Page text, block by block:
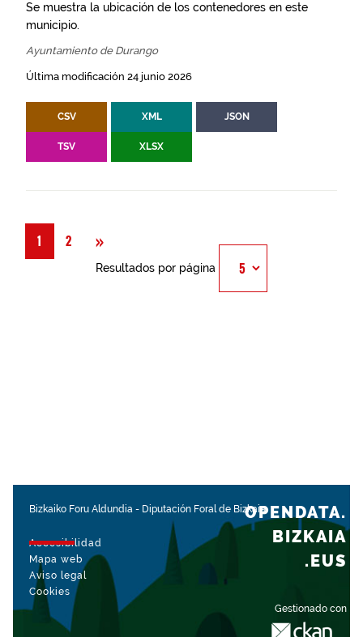
Se muestra la ubicación de los contenedores en este
municipio.
Ayuntamiento de Durango
Última modificación 24 junio 2026
CSV XML JSON
TSV XLSX
1 2 »
Resultados por página
Bizkaiko Foru Aldundia - Diputación Foral de Bizkaia
Accesibilidad
Mapa web
Aviso legal
Cookies
Gestionado con
OPENDATA.
BIZKAIA
.EUS